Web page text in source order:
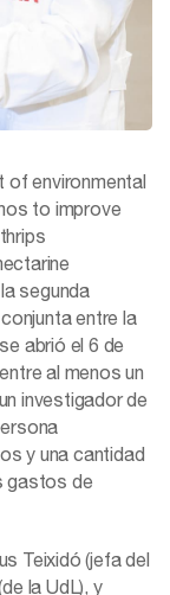
environmental
to improve
segunda
entre la
abrió el 6 de
al menos un
investigador de
y una cantidad
gastos de
Teixidó (jefa del
la UdL), y